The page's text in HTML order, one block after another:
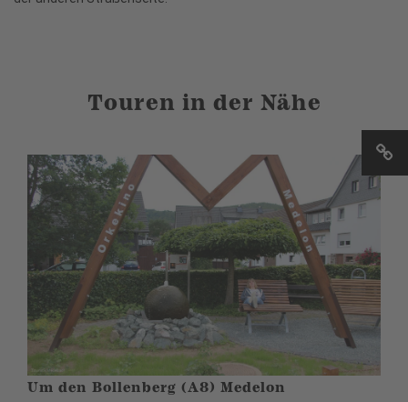
Touren in der Nähe
Um den Bollenberg (A8) Medelon